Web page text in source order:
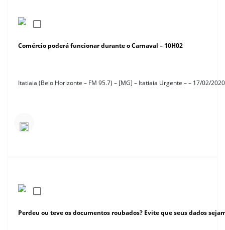
Comércio poderá funcionar durante o Carnaval – 10H02
Itatiaia (Belo Horizonte – FM 95.7) – [MG] – Itatiaia Urgente – – 17/02/2020
Perdeu ou teve os documentos roubados? Evite que seus dados